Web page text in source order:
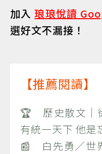
加入琅琅悅讀
選好文不漏接！
【推薦閱讀】
🏆 歷史散文｜
有統一天下 他是
📰 白先勇／世